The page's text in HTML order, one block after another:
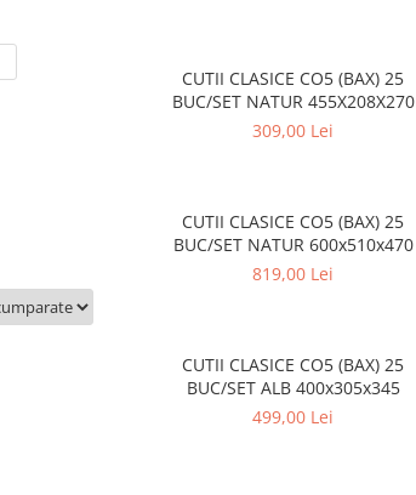
CUTII CLASICE CO5 (BAX) 25
BUC/SET NATUR 455X208X270
309,00 Lei
CUTII CLASICE CO5 (BAX) 25
BUC/SET NATUR 600x510x470
819,00 Lei
CUTII CLASICE CO5 (BAX) 25
BUC/SET ALB 400x305x345
499,00 Lei